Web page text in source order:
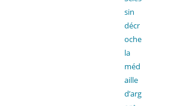
sin
décr
oche
la
méd
aille
d’arg